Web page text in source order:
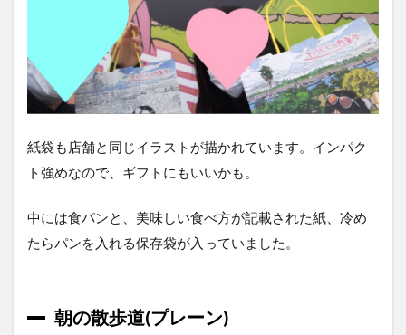
紙袋も店舗と同じイラストが描かれています。インパク
ト強めなので、ギフトにもいいかも。
中には食パンと、美味しい食べ方が記載された紙、冷め
たらパンを入れる保存袋が入っていました。
朝の散歩道(プレーン)